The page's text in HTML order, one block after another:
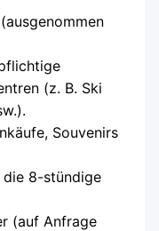
(z. B. Ski
Souvenirs
die 8-stündige
(auf Anfrage